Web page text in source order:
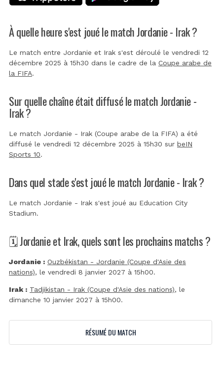
À quelle heure s'est joué le match Jordanie - Irak ?
Le match entre Jordanie et Irak s'est déroulé le vendredi 12
décembre 2025 à 15h30 dans le cadre de la Coupe arabe de
la FIFA.
Sur quelle chaîne était diffusé le match Jordanie -
Irak ?
Le match Jordanie - Irak (Coupe arabe de la FIFA) a été
diffusé le vendredi 12 décembre 2025 à 15h30 sur beIN
Sports 10.
Dans quel stade s'est joué le match Jordanie - Irak ?
Le match Jordanie - Irak s'est joué au Education City
Stadium.
🗓️ Jordanie et Irak, quels sont les prochains matchs ?
Jordanie : Ouzbékistan - Jordanie (Coupe d'Asie des
nations), le vendredi 8 janvier 2027 à 15h00.
Irak : Tadjikistan - Irak (Coupe d'Asie des nations), le
dimanche 10 janvier 2027 à 15h00.
RÉSUMÉ DU MATCH